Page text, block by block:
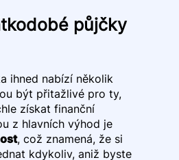
půjčky
ihned nabízí několik
být přitažlivé pro ty,
získat finanční
z hlavních výhod je
, což znamená, že si
kdykoliv, aniž byste